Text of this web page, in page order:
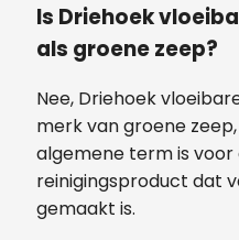
Is Driehoek
als groene zeep?
Nee, Driehoek
merk van groene
algemene term is voor
reinigingsproduct dat
gemaakt is.